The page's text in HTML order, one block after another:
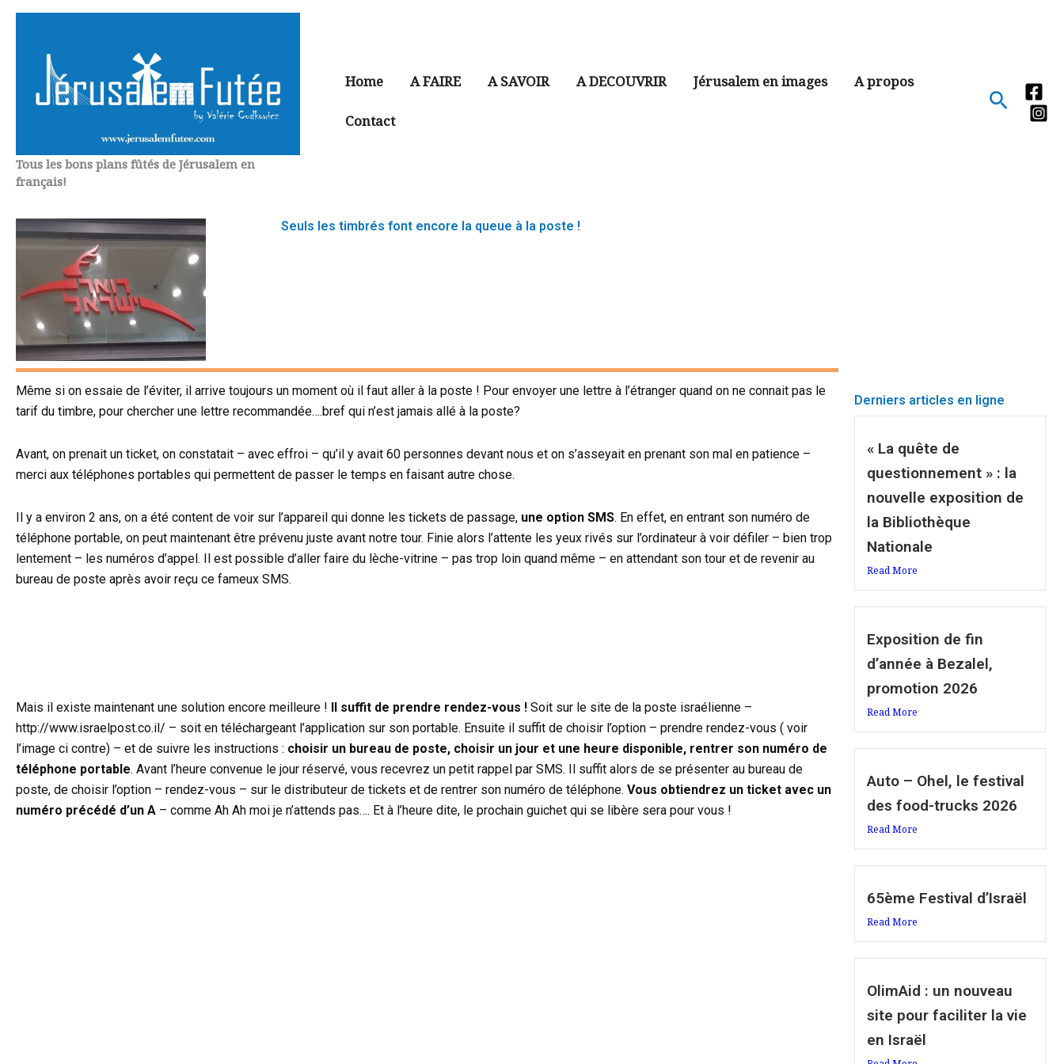
Aller
contenu
Tous les bons plans fûtés de Jérusalem en
français!
Home A FAIRE A SAVOIR A DECOUVRIR Jérusalem en images A propos
Contact
Seuls les timbrés font encore la queue à la poste !
Même si on essaie de l’éviter, il arrive toujours un moment où il faut aller à la poste ! Pour envoyer une lettre à l’étranger quand on ne connait pas le
tarif du timbre, pour chercher une lettre recommandée….bref qui n’est jamais allé à la poste?
Avant, on prenait un ticket, on constatait – avec effroi – qu’il y avait 60 personnes devant nous et on s’asseyait en prenant son mal en patience –
merci aux téléphones portables qui permettent de passer le temps en faisant autre chose.
Il y a environ 2 ans, on a été content de voir sur l’appareil qui donne les tickets de passage, une option SMS. En effet, en entrant son numéro de
téléphone portable, on peut maintenant être prévenu juste avant notre tour. Finie alors l’attente les yeux rivés sur l’ordinateur à voir défiler – bien trop
lentement – les numéros d’appel. Il est possible d’aller faire du lèche-vitrine – pas trop loin quand même – en attendant son tour et de revenir au
bureau de poste après avoir reçu ce fameux SMS.
Mais il existe maintenant une solution encore meilleure ! Il suffit de prendre rendez-vous ! Soit sur le site de la poste israélienne –
http://www.israelpost.co.il/ – soit en téléchargeant l’application sur son portable. Ensuite il suffit de choisir l’option – prendre rendez-vous ( voir
l’image ci contre) – et de suivre les instructions : choisir un bureau de poste, choisir un jour et une heure disponible, rentrer son numéro de
téléphone portable. Avant l’heure convenue le jour réservé, vous recevrez un petit rappel par SMS. Il suffit alors de se présenter au bureau de
poste, de choisir l’option – rendez-vous – sur le distributeur de tickets et de rentrer son numéro de téléphone. Vous obtiendrez un ticket avec un
numéro précédé d’un A – comme Ah Ah moi je n’attends pas…. Et à l’heure dite, le prochain guichet qui se libère sera pour vous !
Derniers articles en ligne
« La quête de
questionnement » : la
nouvelle exposition de
la Bibliothèque
Nationale
Read More
Exposition de fin
d’année à Bezalel,
promotion 2026
Read More
Auto – Ohel, le festival
des food-trucks 2026
Read More
65ème Festival d’Israël
Read More
OlimAid : un nouveau
site pour faciliter la vie
en Israël